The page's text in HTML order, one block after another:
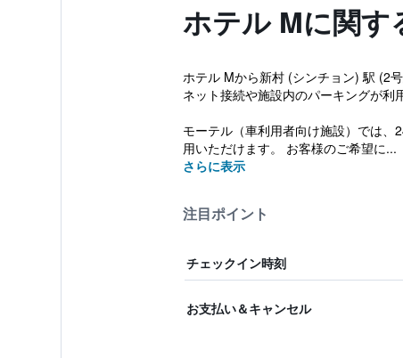
ホテル Mに関す
ホテル Mから新村 (シンチョン) 駅 (2
ネット接続や施設内のパーキングが利
モーテル（車利用者向け施設）では
用いただけます。 お客様のご希望に...
さらに表示
注目ポイント
チェックイン時刻
お支払い＆キャンセル